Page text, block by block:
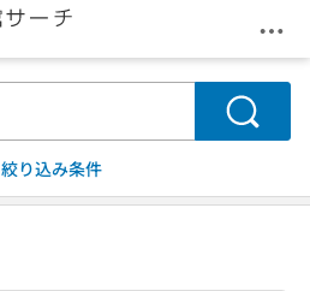
メ
検索
絞り込み条件